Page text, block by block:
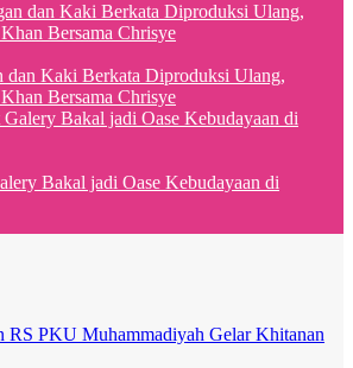
dan Kaki Berkata Diproduksi Ulang,
Bersama Chrisye
Bakal jadi Oase Kebudayaan di